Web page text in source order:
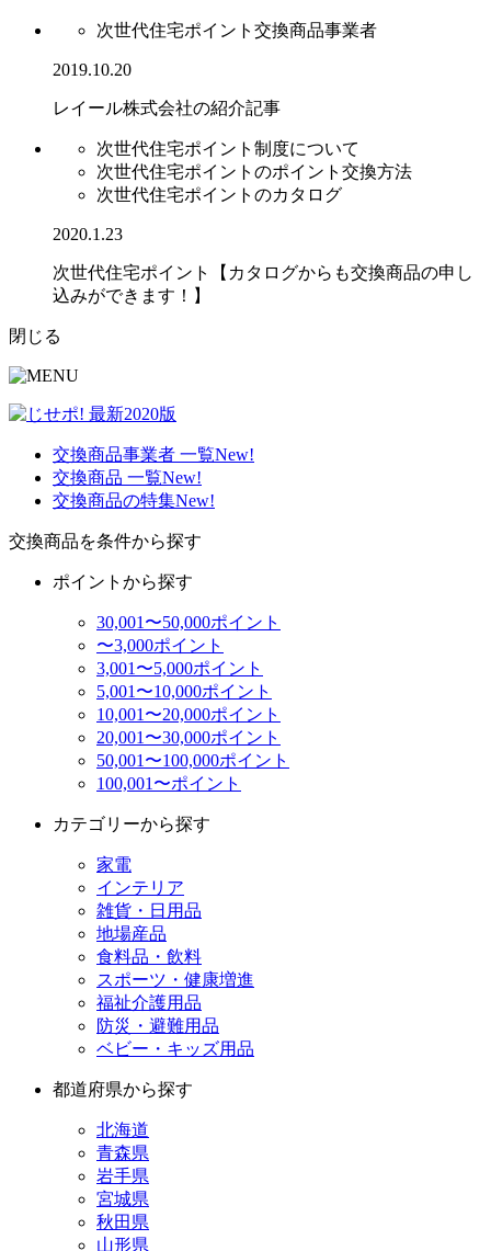
次世代住宅ポイント交換商品事業者
2019.10.20
レイール株式会社の紹介記事
次世代住宅ポイント制度について
次世代住宅ポイントのポイント交換方法
次世代住宅ポイントのカタログ
2020.1.23
次世代住宅ポイント【カタログからも交換商品の申し
込みができます！】
閉じる
交換商品事業者 一覧New!
交換商品 一覧New!
交換商品の特集New!
交換商品を条件から探す
ポイントから探す
30,001〜50,000ポイント
〜3,000ポイント
3,001〜5,000ポイント
5,001〜10,000ポイント
10,001〜20,000ポイント
20,001〜30,000ポイント
50,001〜100,000ポイント
100,001〜ポイント
カテゴリーから探す
家電
インテリア
雑貨・日用品
地場産品
食料品・飲料
スポーツ・健康増進
福祉介護用品
防災・避難用品
ベビー・キッズ用品
都道府県から探す
北海道
青森県
岩手県
宮城県
秋田県
山形県